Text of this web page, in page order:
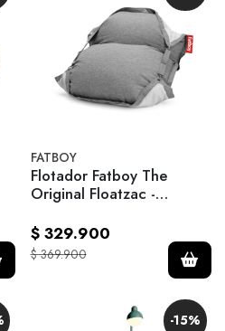
FATBOY
Flotador Fatboy The
Original Floatzac -
$ 329.900
$ 369.900
-15%